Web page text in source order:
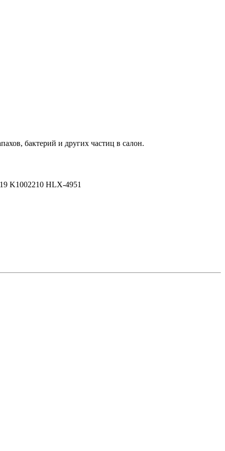
бактерий и других частиц в салон.
K1002210 HLX-4951